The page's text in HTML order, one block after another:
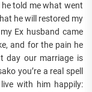
told me what went
he will restored my
Ex husband came
and for the pain he
day our marriage is
you’re a real spell
with him happily: